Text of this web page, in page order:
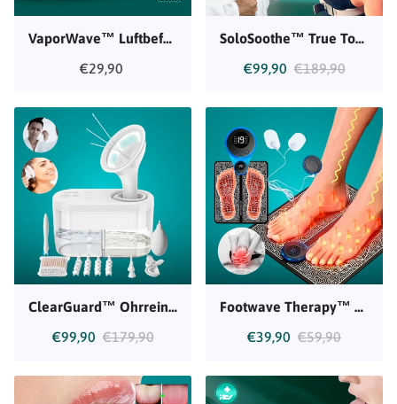
VaporWave™ Luftbefeuchter für Zuhause
€29,90
SoloSoothe™ True Touch Massagegerät
€99,90 €189,90
ClearGuard™ Ohrreiniger
€99,90 €179,90
Footwave Therapy™ Fuß Massagegerät
€39,90 €59,90